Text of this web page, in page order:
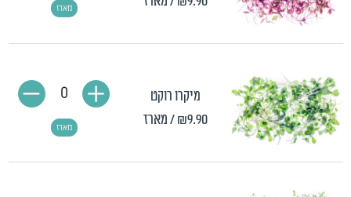
מארז
מיקרו רוקט
₪9.90/ מארז מארז
0